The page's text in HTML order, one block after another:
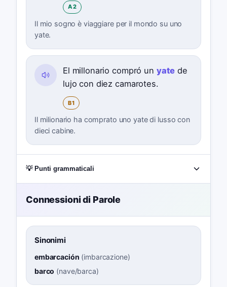
A2
Il mio sogno è viaggiare per il mondo su uno
yate.
El millonario compró un yate de
lujo con diez camarotes.
B1
Il milionario ha comprato uno yate di lusso con
dieci cabine.
💡 Punti grammaticali
Connessioni di Parole
Sinonimi
embarcación (imbarcazione)
barco (nave/barca)